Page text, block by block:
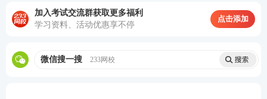
主观题提分技巧，硬核通关
♥4轮授课体系主客一体，什么都不用多想，
加入考试交流群获取更多福利
学习资料、活动优惠享不停
点击添加
微信搜一搜 233网校